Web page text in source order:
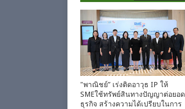
"พาณิชย์” เร่งติดอาวุธ IP ให้
SMEใช้ทรัพย์สินทางปัญญาต่อยอด
ธุรกิจ สร้างความได้เปรียบในการ